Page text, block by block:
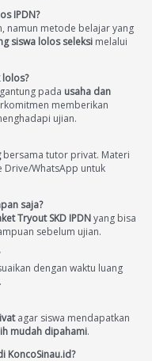
IPDN?
namun metode belajar yang
siswa lolos seleksi melalui
pada usaha dan
memberikan
ujian.
bersama tutor privat. Materi
Drive/WhatsApp untuk
saja?
Tryout SKD IPDNyang bisa
sebelum ujian.
dengan waktu luang
.
agar siswa mendapatkan
mudah dipahami.
KoncoSinau.id?